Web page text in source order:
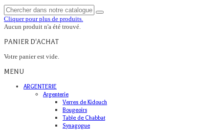
Cliquer pour plus de produits.
Aucun produit n'a été trouvé.
PANIER D'ACHAT
Votre panier est vide.
MENU
ARGENTERIE
Argenterie
Verres de Kidouch
Bougeoirs
Table de Chabbat
Synagogue